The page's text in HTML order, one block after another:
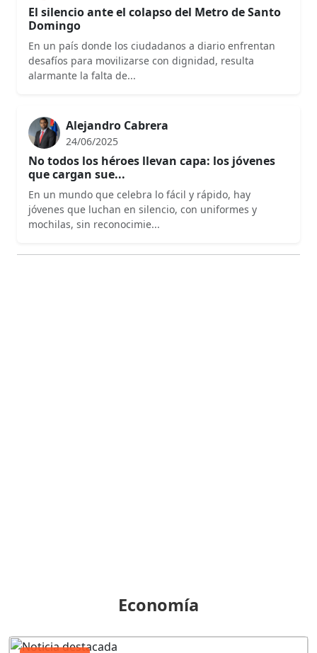
El silencio ante el colapso del Metro de Santo
Domingo
En un país donde los ciudadanos a diario enfrentan
desafíos para movilizarse con dignidad, resulta
alarmante la falta de...
Alejandro Cabrera
24/06/2025
No todos los héroes llevan capa: los jóvenes
que cargan sue...
En un mundo que celebra lo fácil y rápido, hay
jóvenes que luchan en silencio, con uniformes y
mochilas, sin reconocimie...
Economía